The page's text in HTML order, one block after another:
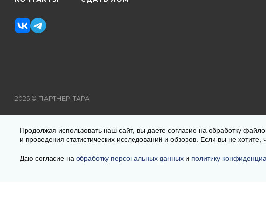
2026 © ПАРТНЕР-ТАРА
товара Вам уточнит менеджер при оформлении заказа. Цена на
данный интернет-сайт носит исключительно информационный характер
Продолжая использовать наш сайт, вы даете согласие на обработку
и проведения статистических исследований и обзоров. Если вы не
Даю согласие на обработку персональных данных и политику